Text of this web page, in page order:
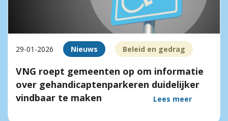
29-01-2026 Nieuws Beleid en gedrag
VNG roept gemeenten op om informatie
over gehandicaptenparkeren duidelijker
vindbaar te maken
Lees meer